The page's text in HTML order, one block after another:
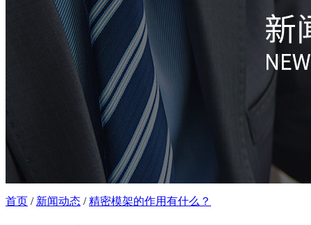
首页 / 新闻动态 /精密模架的作用有什么？